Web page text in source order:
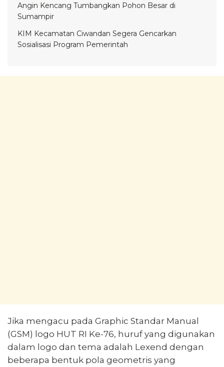
Angin Kencang Tumbangkan Pohon Besar di
Sumampir
KIM Kecamatan Ciwandan Segera Gencarkan
Sosialisasi Program Pemerintah
Jika mengacu pada Graphic Standar Manual
(GSM) logo HUT RI Ke-76, huruf yang digunakan
dalam logo dan tema adalah Lexend dengan
beberapa bentuk pola geometris yang